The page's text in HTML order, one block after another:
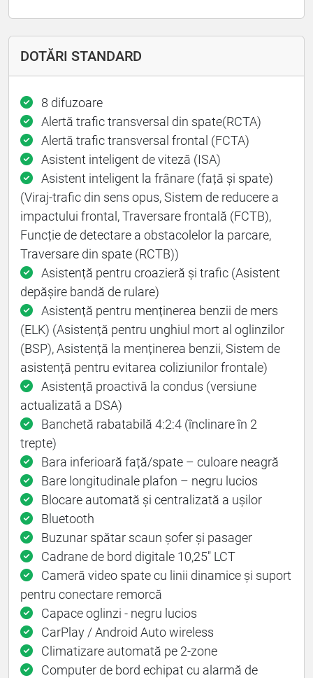
DOTĂRI STANDARD
8 difuzoare
Alertă trafic transversal din spate(RCTA)
Alertă trafic transversal frontal (FCTA)
Asistent inteligent de viteză (ISA)
Asistent inteligent la frânare (față și spate)
(Viraj-trafic din sens opus, Sistem de reducere a
impactului frontal, Traversare frontală (FCTB),
Funcție de detectare a obstacolelor la parcare,
Traversare din spate (RCTB))
Asistență pentru croazieră și trafic (Asistent
depășire bandă de rulare)
Asistență pentru menținerea benzii de mers
(ELK) (Asistență pentru unghiul mort al oglinzilor
(BSP), Asistență la menținerea benzii, Sistem de
asistență pentru evitarea coliziunilor frontale)
Asistență proactivă la condus (versiune
actualizată a DSA)
Banchetă rabatabilă 4:2:4 (înclinare în 2
trepte)
Bara inferioară față/spate – culoare neagră
Bare longitudinale plafon – negru lucios
Blocare automată și centralizată a ușilor
Bluetooth
Buzunar spătar scaun șofer și pasager
Cadrane de bord digitale 10,25" LCT
Cameră video spate cu linii dinamice și suport
pentru conectare remorcă
Capace oglinzi - negru lucios
CarPlay / Android Auto wireless
Climatizare automată pe 2-zone
Computer de bord echipat cu alarmă de